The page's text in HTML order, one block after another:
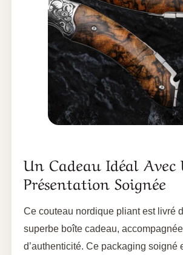
Un Cadeau Idéal Avec
Présentation Soignée
Ce couteau nordique pliant est livré
superbe boîte cadeau,
d’authenticité. Ce packaging soigné